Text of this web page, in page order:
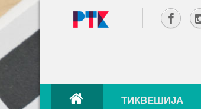
ТИКВЕШИЈА